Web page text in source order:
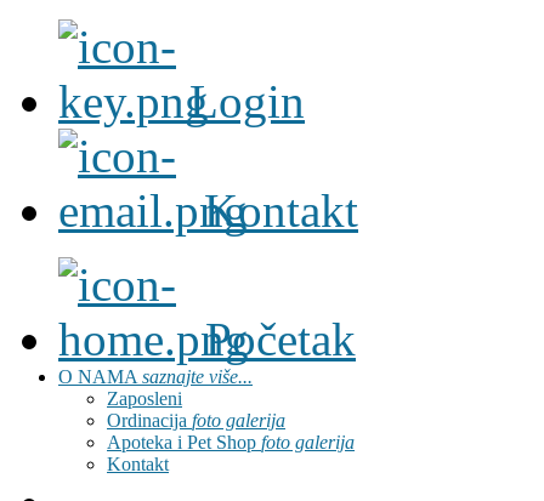
Login
Kontakt
Početak
O NAMA saznajte više...
Zaposleni
Ordinacija foto galerija
Apoteka i Pet Shop foto galerija
Kontakt